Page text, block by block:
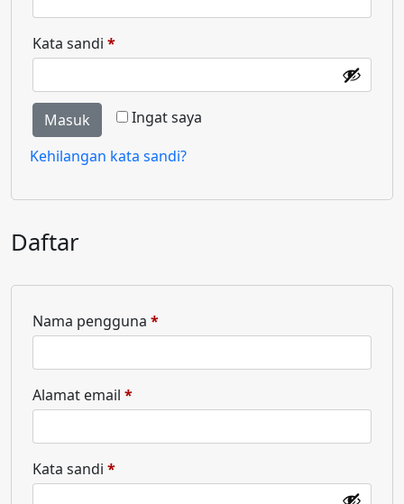
Kata sandi *
Ingat saya
Masuk
Kehilangan kata sandi?
Daftar
Nama pengguna *
Alamat email *
Kata sandi *